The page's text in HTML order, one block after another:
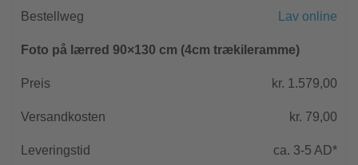
Lav online
Foto på lærred 90×130 cm (4cm trækileramme)
kr. 1.579,00
kr. 79,00
ca. 3-5 AD*